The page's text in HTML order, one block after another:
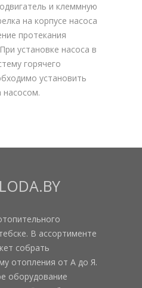
и клеммную
на корпусе насоса
протекания
установке насоса в
горячего
установить
насосом.
В ассортименте
собрать
отопления от А до Я.
оборудование